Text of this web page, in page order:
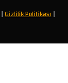
|Gizlilik Politikası|